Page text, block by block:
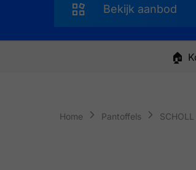
Bekijk aanbod
🏠
Home Pantoffels